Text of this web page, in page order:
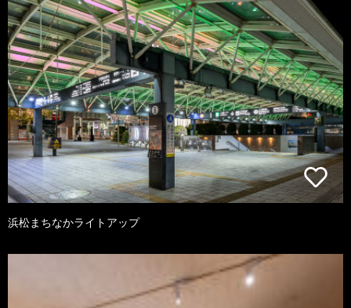
浜松まちなかライトアップ